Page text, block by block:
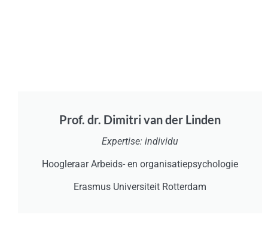
Prof. dr. Dimitri van der Linden
Expertise: individu
Hoogleraar Arbeids- en organisatiepsychologie
Erasmus Universiteit Rotterdam